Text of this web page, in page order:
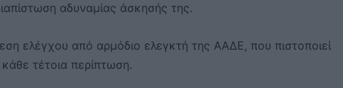
αδυναμίας άσκησής της.
ελέγχου από αρμόδιο ελεγκτή της ΑΑΔΕ, που πιστοποιεί
τέτοια περίπτωση.